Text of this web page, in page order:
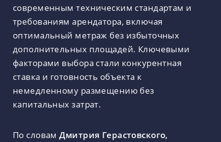
современным техническим стандартам и
требованиям арендатора, включая
оптимальный метраж без избыточных
дополнительных площадей. Ключевыми
факторами выбора стали конкурентная
ставка и готовность объекта к
немедленному размещению без
капитальных затрат.
По словамДмитрия Герастовского,